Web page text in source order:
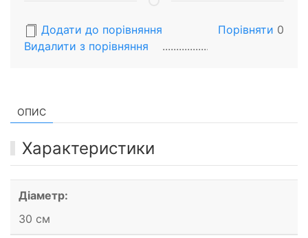
Додати до порівняння
Видалити з порiвняння
Порівняти 0
ОПИС
Характеристики
Діаметр:
30 см